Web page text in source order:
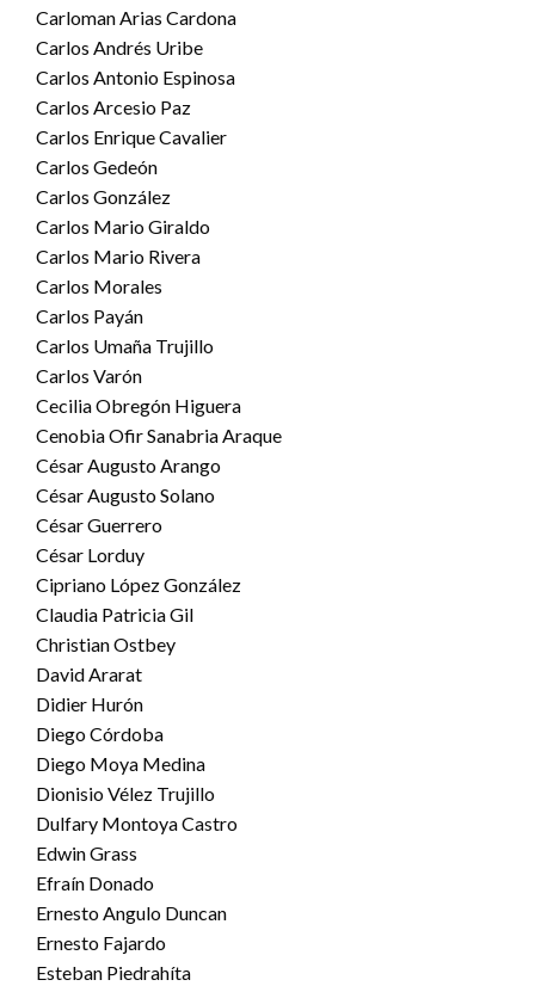
Carloman Arias Cardona
Carlos Andrés Uribe
Carlos Antonio Espinosa
Carlos Arcesio Paz
Carlos Enrique Cavalier
Carlos Gedeón
Carlos González
Carlos Mario Giraldo
Carlos Mario Rivera
Carlos Morales
Carlos Payán
Carlos Umaña Trujillo
Carlos Varón
Cecilia Obregón Higuera
Cenobia Ofir Sanabria Araque
César Augusto Arango
César Augusto Solano
César Guerrero
César Lorduy
Cipriano López González
Claudia Patricia Gil
Christian Ostbey
David Ararat
Didier Hurón
Diego Córdoba
Diego Moya Medina
Dionisio Vélez Trujillo
Dulfary Montoya Castro
Edwin Grass
Efraín Donado
Ernesto Angulo Duncan
Ernesto Fajardo
Esteban Piedrahíta